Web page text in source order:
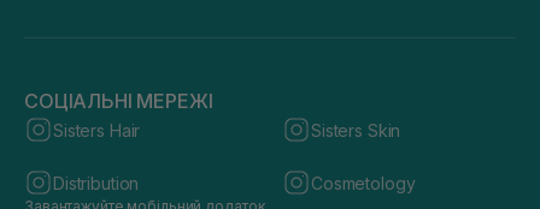
СОЦІАЛЬНІ МЕРЕЖІ
Sisters Hair Sisters Skin
Distribution Cosmetology